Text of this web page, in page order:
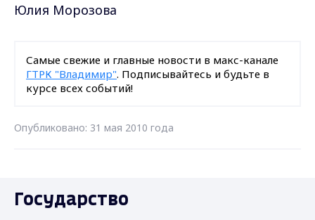
Юлия Морозова
Самые свежие и главные новости в макс-канале
ГТРК "Владимир". Подписывайтесь и будьте в
курсе всех событий!
Опубликовано: 31 мая 2010 года
Государство